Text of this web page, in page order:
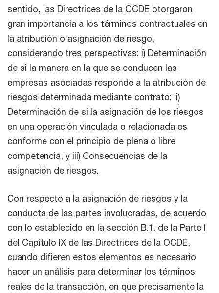
sentido, las Directrices de la OCDE otorgaron
gran importancia a los términos contractuales en
la atribución o asignación de riesgo,
considerando tres perspectivas: i) Determinación
de si la manera en la que se conducen las
empresas asociadas responde a la atribución de
riesgos determinada mediante contrato; ii)
Determinación de si la asignación de los riesgos
en una operación vinculada o relacionada es
conforme con el principio de plena o libre
competencia, y iii) Consecuencias de la
asignación de riesgos.
Con respecto a la asignación de riesgos y la
conducta de las partes involucradas, de acuerdo
con lo establecido en la sección B.1. de la Parte I
del Capítulo IX de las Directrices de la OCDE,
cuando difieren estos elementos es necesario
hacer un análisis para determinar los términos
reales de la transacción, en que precisamente la